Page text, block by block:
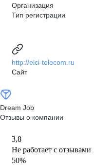
Организация
Тип регистрации
http://elci-telecom.ru
Сайт
Dream Job
Отзывы о компании
3,8
Не работает с отзывами
50%